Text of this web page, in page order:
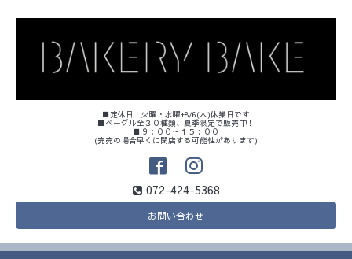
■定休日 火曜・水曜+8/6(木)休業日です
■ベーグル全３０種類、夏季限定で販売中！
■９：００～１５：００
(完売の場合早くに閉店する可能性があります)
072-424-5368
お問い合わせ